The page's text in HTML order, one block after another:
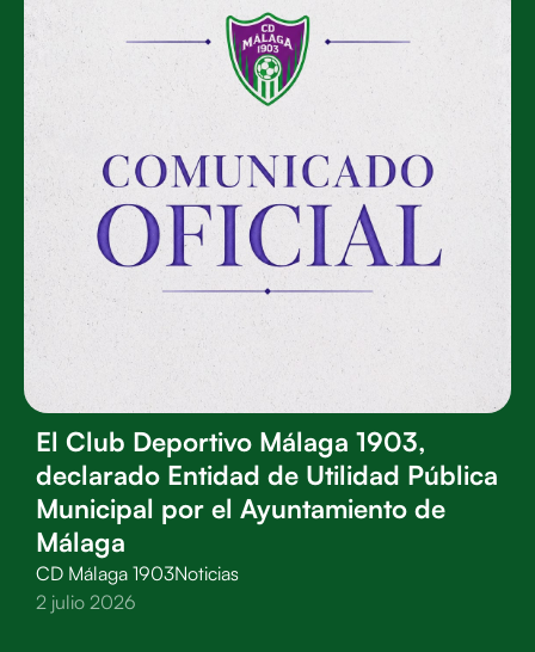
El Club Deportivo Málaga 1903,
declarado Entidad de Utilidad Pública
Municipal por el Ayuntamiento de
Málaga
CD Málaga 1903Noticias
2 julio 2026